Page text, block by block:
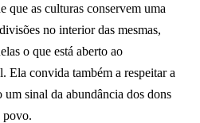
que as culturas conservem uma
no interior das mesmas,
o que está aberto ao
Ela convida também a respeitar a
sinal da abundância dos dons
povo.